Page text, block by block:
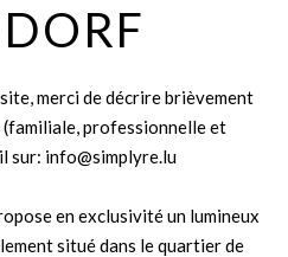
merci de décrire brièvement
professionnelle et
sur: info@simplyre.lu
en exclusivité un lumineux
situé dans le quartier de